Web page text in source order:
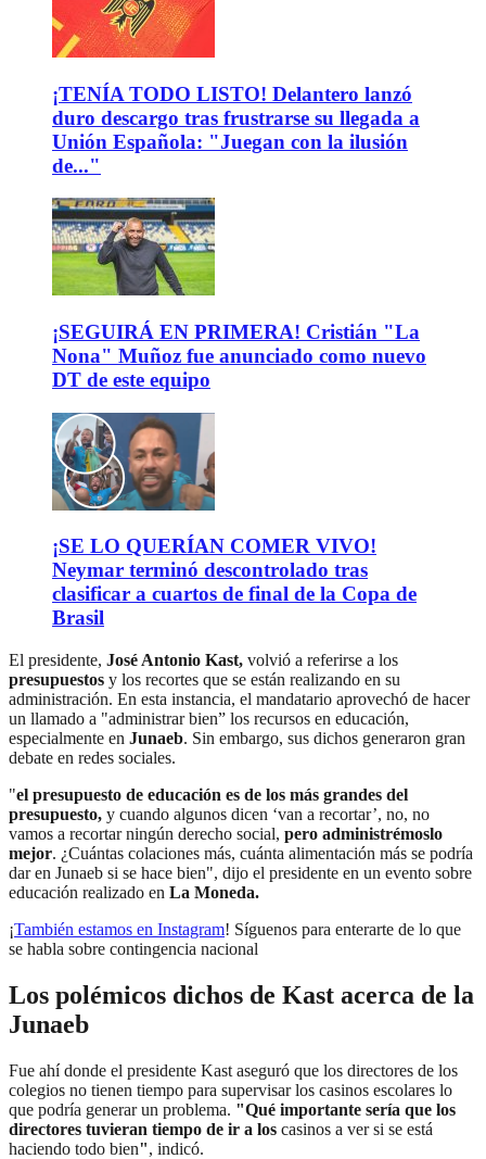
¡TENÍA TODO LISTO! Delantero lanzó
duro descargo tras frustrarse su llegada a
Unión Española: "Juegan con la ilusión
de..."
¡SEGUIRÁ EN PRIMERA! Cristián "La
Nona" Muñoz fue anunciado como nuevo
DT de este equipo
¡SE LO QUERÍAN COMER VIVO!
Neymar terminó descontrolado tras
clasificar a cuartos de final de la Copa de
Brasil
El presidente, José Antonio Kast, volvió a referirse a los
presupuestos y los recortes que se están realizando en su
administración. En esta instancia, el mandatario aprovechó de hacer
un llamado a "administrar bien” los recursos en educación,
especialmente en Junaeb. Sin embargo, sus dichos generaron gran
debate en redes sociales.
"el presupuesto de educación es de los más grandes del
presupuesto, y cuando algunos dicen ‘van a recortar’, no, no
vamos a recortar ningún derecho social, pero administrémoslo
mejor. ¿Cuántas colaciones más, cuánta alimentación más se podría
dar en Junaeb si se hace bien", dijo el presidente en un evento sobre
educación realizado en La Moneda.
¡También estamos en Instagram! Síguenos para enterarte de lo que
se habla sobre contingencia nacional
Los polémicos dichos de Kast acerca de la
Junaeb
Fue ahí donde el presidente Kast aseguró que los directores de los
colegios no tienen tiempo para supervisar los casinos escolares lo
que podría generar un problema. "Qué importante sería que los
directores tuvieran tiempo de ir a los casinos a ver si se está
haciendo todo bien", indicó.